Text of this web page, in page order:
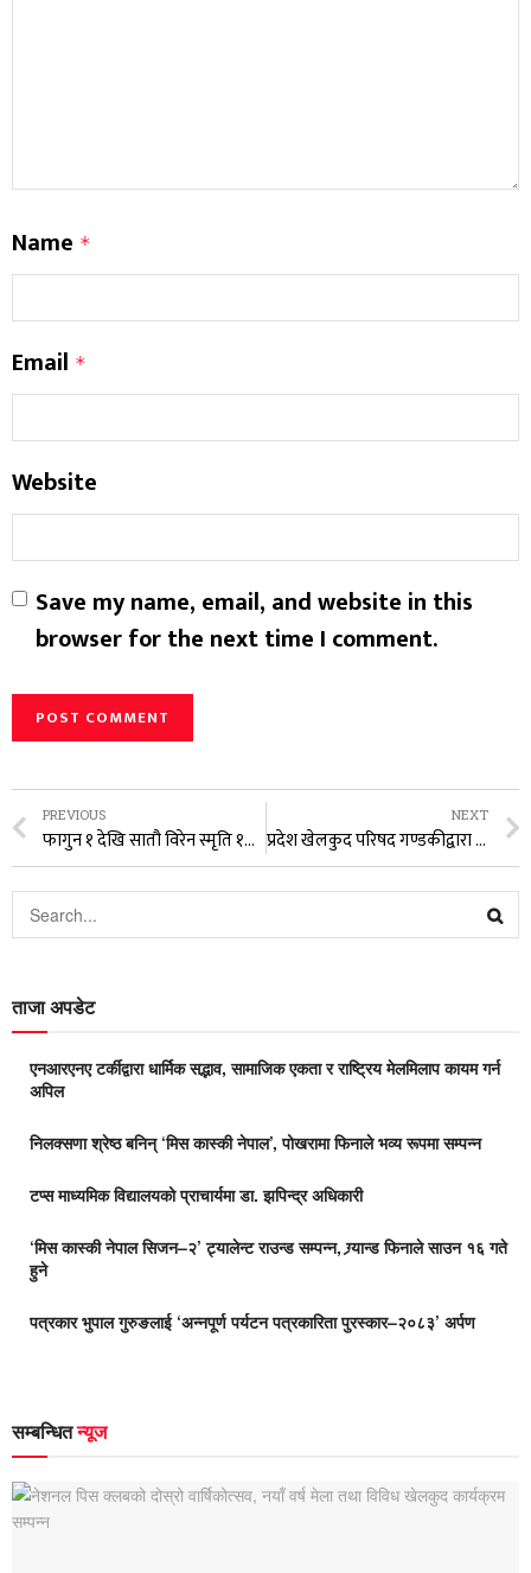
Name *
Email *
Website
Save my name, email, and website in this
browser for the next time I comment.
PREVIOUS
फागुन १ देखि सातौ विरेन स्मृति १७ औं ‘बिटी कप’
NEXT
प्रदेश खेलकुद परिषद गण्डकीद्वारा १० औं राष्ट्रिय खेलकुदको तयारी सुरु
ताजा अपडेट
एनआरएनए टर्कीद्वारा धार्मिक सद्भाव, सामाजिक एकता र राष्ट्रिय मेलमिलाप कायम गर्न
अपिल
निलक्सणा श्रेष्ठ बनिन् ‘मिस कास्की नेपाल’, पोखरामा फिनाले भव्य रूपमा सम्पन्न
टप्स माध्यमिक विद्यालयको प्राचार्यमा डा. झपिन्द्र अधिकारी
‘मिस कास्की नेपाल सिजन–२’ ट्यालेन्ट राउन्ड सम्पन्न, ग्र्यान्ड फिनाले साउन १६ गते
हुने
पत्रकार भुपाल गुरुङलाई ‘अन्नपूर्ण पर्यटन पत्रकारिता पुरस्कार–२०८३’ अर्पण
सम्बन्धितन्यूज